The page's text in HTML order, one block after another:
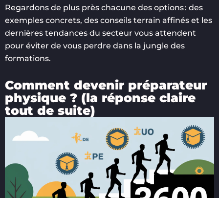
Regardons de plus près chacune des options : des
exemples concrets, des conseils terrain affinés et les
dernières tendances du secteur vous attendent
pour éviter de vous perdre dans la jungle des
formations.
Comment devenir préparateur
physique ? (la réponse claire
tout de suite)